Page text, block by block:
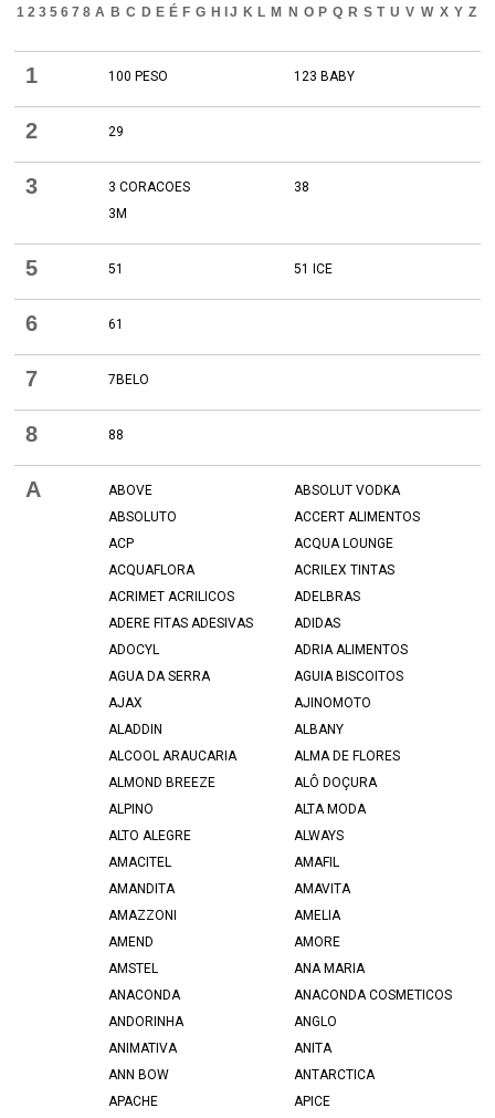
1 2 3 5 6 7 8 A B C D E É F G H IJ K L M N O P Q R S T U V W X Y Z
1 100 PESO 123 BABY
2 29
3 3 CORACOES
38
3M
5 51 51 ICE
6 61
7 7BELO
8 88
A ABOVE
ABSOLUT VODKA
ABSOLUTO
ACCERT ALIMENTOS
ACP
ACQUA LOUNGE
ACQUAFLORA
ACRILEX TINTAS
ACRIMET ACRILICOS
ADELBRAS
ADERE FITAS ADESIVAS
ADIDAS
ADOCYL
ADRIA ALIMENTOS
AGUA DA SERRA
AGUIA BISCOITOS
AJAX
AJINOMOTO
ALADDIN
ALBANY
ALCOOL ARAUCARIA
ALMA DE FLORES
ALMOND BREEZE
ALÔ DOÇURA
ALPINO
ALTA MODA
ALTO ALEGRE
ALWAYS
AMACITEL
AMAFIL
AMANDITA
AMAVITA
AMAZZONI
AMELIA
AMEND
AMORE
AMSTEL
ANA MARIA
ANACONDA
ANACONDA COSMETICOS
ANDORINHA
ANGLO
ANIMATIVA
ANITA
ANN BOW
ANTARCTICA
APACHE
APICE